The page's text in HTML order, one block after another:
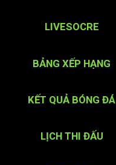
LIVESOCRE
BẢNG XẾP HẠNG
KẾT QUẢ BÓNG ĐÁ
LỊCH THI ĐẤU